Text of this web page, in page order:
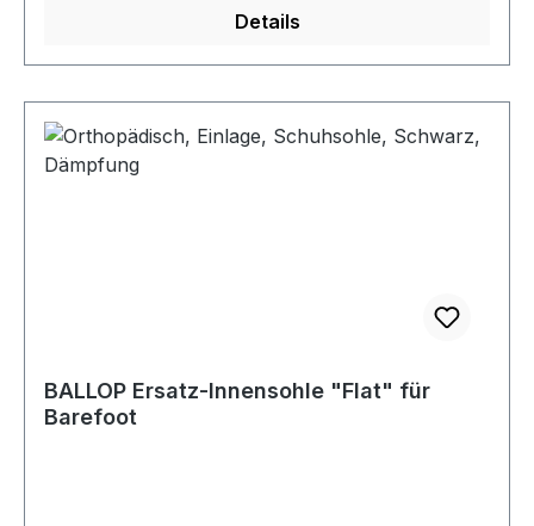
Details
BALLOP Ersatz-Innensohle "Flat" für
Barefoot